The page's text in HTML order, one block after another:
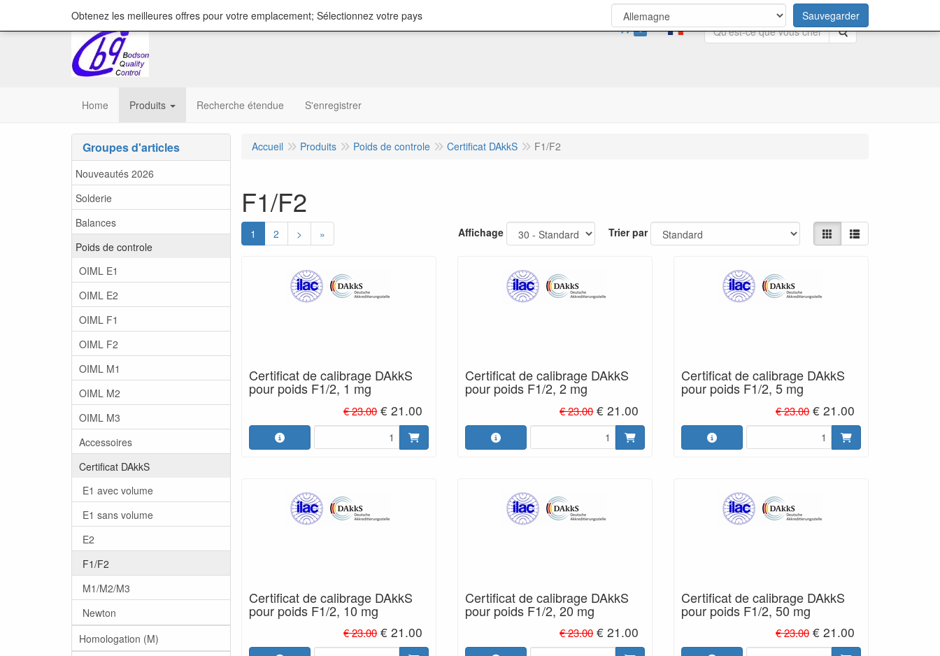
0 Rechercher
Home Produits Recherche étendue S'enregistrer
Groupes d'articles
Nouveautés 2026
Solderie
Balances
Poids de controle
OIML E1
OIML E2
OIML F1
OIML F2
OIML M1
OIML M2
OIML M3
Accessoires
Certificat DAkkS
E1 avec volume
E1 sans volume
E2
F1/F2
M1/M2/M3
Newton
Homologation (M)
Accueil Produits Poids de controle Certificat DAkkS F1/F2
F1/F2
1 2 > » Affichage Trier par
Certificat de calibrage DAkkS
pour poids F1/2, 1 mg
€ 23.00 € 21.00
Certificat de calibrage DAkkS
pour poids F1/2, 2 mg
€ 23.00 € 21.00
Certificat de calibrage DAkkS
pour poids F1/2, 5 mg
€ 23.00 € 21.00
Certificat de calibrage DAkkS
pour poids F1/2, 10 mg
€ 23.00 € 21.00
Certificat de calibrage DAkkS
pour poids F1/2, 20 mg
€ 23.00 € 21.00
Certificat de calibrage DAkkS
pour poids F1/2, 50 mg
€ 23.00 € 21.00
Obtenez les meilleures offres pour votre emplacement; Sélectionnez votre pays Sauvegarder